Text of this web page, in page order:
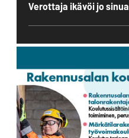
Verottaja ikävöi jo sinua